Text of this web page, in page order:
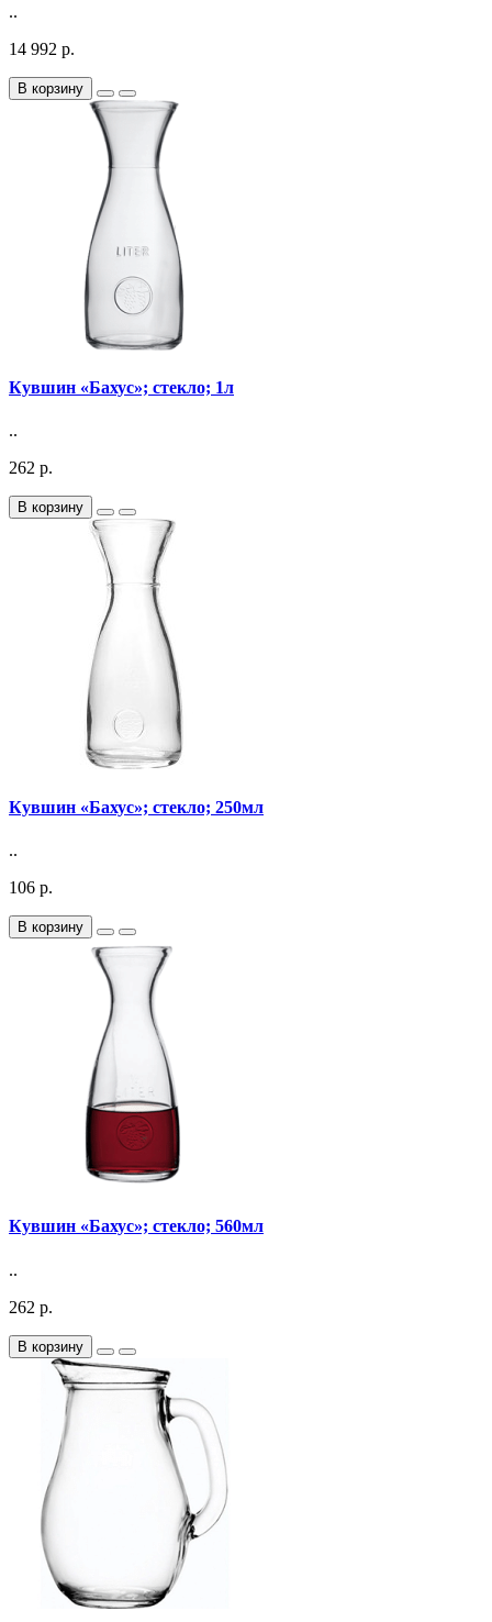
..
14 992 р.
В корзину
Кувшин «Бахус»; стекло; 1л
..
262 р.
В корзину
Кувшин «Бахус»; стекло; 250мл
..
106 р.
В корзину
Кувшин «Бахус»; стекло; 560мл
..
262 р.
В корзину